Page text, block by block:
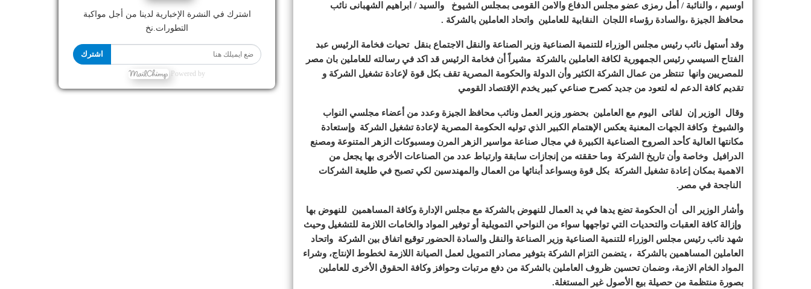
اوسيم ، والنائبة / أمل رمزى عضو مجلس الدفاع والامن القومى بمجلس الشيوخ والسيد / ابراهيم الشهبانى نائب
محافظ الجيزة ،والسادة رؤساء اللجان النقابية للعاملين واتحاد العاملين بالشركة .
وقد أستهل نائب رئيس مجلس الوزراء للتنمية الصناعية وزير الصناعة والنقل الاجتماع بنقل تحيات فخامة الرئيس عبد
الفتاح السيسي رئيس الجمهورية لكافة العاملين بالشركة مشيراً أن فخامة الرئيس قد اكد في رسالته للعاملين بان مصر
للمصريين وانها تنتظر من عمال الشركة الكثير وأن الدولة والحكومة المصرية تقف بكل قوة لإعادة تشغيل الشركة و
تقديم كافة الدعم له لتعود من جديد كصرح صناعي كبير يخدم الإقتصاد القومي
وقال الوزير إن لقائى اليوم مع العاملين بحضور وزير العمل ونائب محافظ الجيزة وعدد من أعضاء مجلسي النواب
والشيوخ وكافة الجهات المعنية يعكس الإهتمام الكبير الذي توليه الحكومة المصرية لإعادة تشغيل الشركة وإستعادة
مكانتها العالية كأحد الصروح الصناعية الكبيرة في مجال صناعة مواسير الزهر المرن ومسبوكات الزهر المتنوعة ومصنع
الدرافيل وخاصة وأن تاريخ الشركة وما حققته من إنجازات سابقة وارتباط عدد من الصناعات الأخرى بها يجعل من
الاهمية بمكان إعادة تشغيل الشركة بكل قوة وبسواعد أبنائها من العمال والمهندسين لكي تصبح في طليعة الشركات
الناجحة في مصر.
وأشار الوزير الى أن الحكومة تضع يدها في يد العمال للنهوض بالشركة مع مجلس الإدارة وكافة المساهمين للنهوض بها
وإزالة كافة العقبات والتحديات التي تواجهها سواء من النواحي التمويلية أو توفير المواد والخامات اللازمة للتشغيل وحيث
شهد نائب رئيس مجلس الوزراء للتنمية الصناعية وزير الصناعة والنقل والسادة الحضور توقيع اتفاق بين الشركة واتحاد
العاملين المساهمين بالشركة ، يتضمن التزام الشركة بتوفير مصادر التمويل لعمل الصيانة اللازمة لخطوط الإنتاج، وشراء
المواد الخام الازمة، وضمان تحسين ظروف العاملين بالشركة من دفع مرتبات وحوافز وكافة الحقوق الأخرى للعاملين
بصورة منتظمة من حصيلة بيع الأصول غير المستغلة.
اشترك في النشرة الإخبارية لدينا من أجل مواكبة
التطورات.نخ
اشترك
Powered by